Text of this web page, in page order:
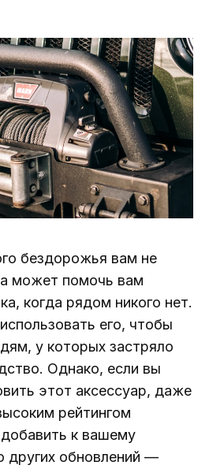
бездорожья вам не
может помочь вам
когда рядом никого нет.
его, чтобы
у которых застряло
Однако, если вы
этот аксессуар, даже
рейтингом
к вашему
других обновлений —